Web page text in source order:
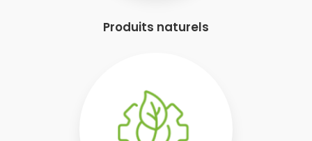
Produits naturels